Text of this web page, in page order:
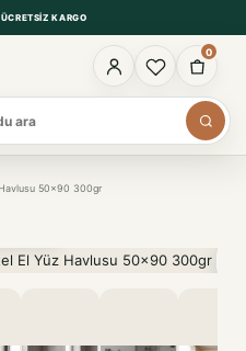
KARGO
0
50x90 300gr